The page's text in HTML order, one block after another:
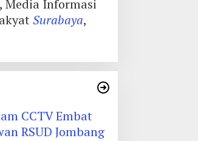
Media Informasi
Surabaya,